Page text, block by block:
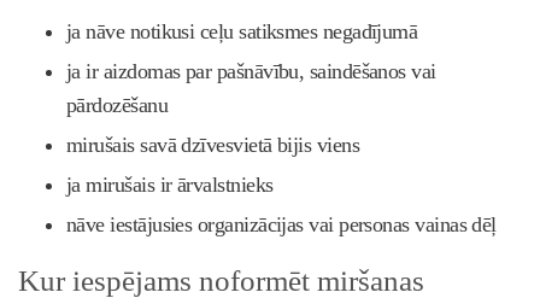
ja nāve notikusi ceļu satiksmes negadījumā
ja ir aizdomas par pašnāvību, saindēšanos vai
pārdozēšanu
mirušais savā dzīvesvietā bijis viens
ja mirušais ir ārvalstnieks
nāve iestājusies organizācijas vai personas vainas dēļ
Kur iespējams noformēt miršanas